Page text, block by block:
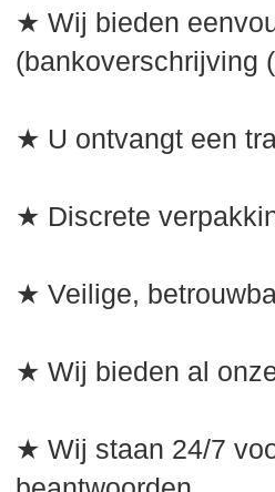
★ Wij bieden
(bankoverschrijving
★ U ontvangt een
★ Discrete
★ Veilige,
★ Wij bieden al
★ Wij staan ​​24/7